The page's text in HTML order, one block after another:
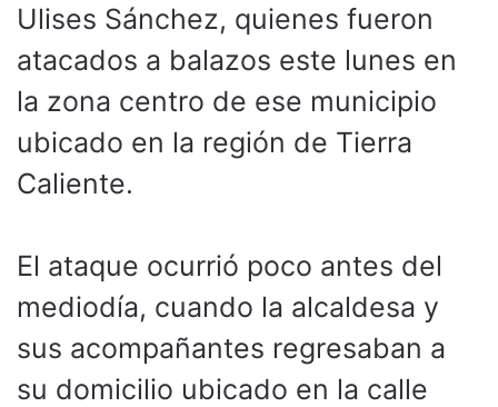
Ulises Sánchez, quienes fueron
atacados a balazos este lunes en
la zona centro de ese municipio
ubicado en la región de Tierra
Caliente.
El ataque ocurrió poco antes del
mediodía, cuando la alcaldesa y
sus acompañantes regresaban a
su domicilio ubicado en la calle